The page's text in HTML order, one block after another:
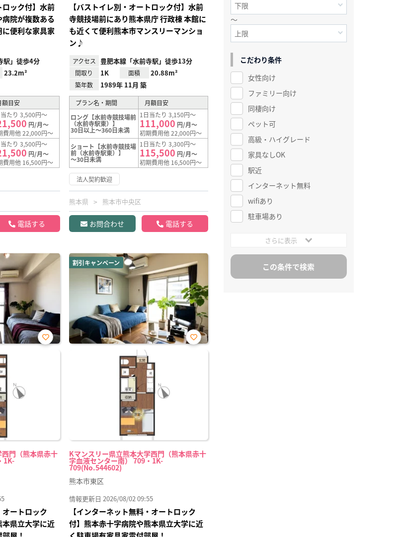
ロック付】水前
院が複数ある
便利な家具家
駅」徒歩4分
23.2m²
額目安
たり 3,500円～
円/月～
費用他 22,000円～
たり 3,500円～
円/月～
費用他 16,500円～
電話する
【バストイレ別・オートロック付】水前
寺競技場前にあり熊本県庁 行政棟 本館に
も近くて便利熊本市マンスリーマンショ
ン♪
アクセス 豊肥本線「水前寺駅」徒歩13分
間取り 1K 面積 20.88m²
築年数 1989年 11月 築
プラン名・期間
月額目安
ロング【水前寺競技場前
（水前寺駅東）】
30日以上～360日未満
1日当たり 3,150円～
111,000 円/月～
初期費用他 22,000円～
ショート【水前寺競技場
前（水前寺駅東）】
～30日未満
1日当たり 3,300円～
115,500 円/月～
初期費用他 16,500円～
法人契約歓迎
熊本県 熊本市中央区
お問合わせ 電話する
門（熊本県赤十
1K-
お気
オートロック
県立大学に近
割引キャンペーン
Kマンスリー県立熊本大学西門（熊本県赤十
字血液センター南） 709・1K-
709(No.544602)
お気
熊本市東区
情報更新日 2026/08/02 09:55
【インターネット無料・オートロック
付】熊本赤十字病院や熊本県立大学に近
～
こだわり条件
女性向け
ファミリー向け
同棲向け
ペット可
高級・ハイグレード
家具なしOK
駅近
インターネット無料
wifiあり
駐車場あり
さらに表示